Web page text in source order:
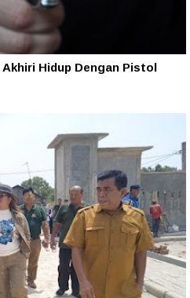
Hidup Dengan Pistol